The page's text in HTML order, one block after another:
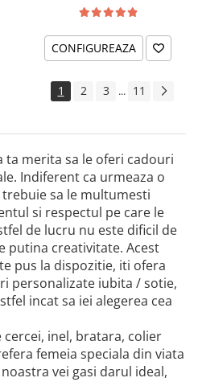
CONFIGUREAZA
1 2 3 ... 11
ta merita sa le oferi cadouri
Indiferent ca urmeaza o
sa le multumesti
si respectul pe care le
de lucru nu este dificil de
putina creativitate. Acest
pus la dispozitie, iti ofera
personalizate iubita / sotie,
incat sa iei alegerea cea
inel, bratara, colier
femeia speciala din viata
vei gasi darul ideal,